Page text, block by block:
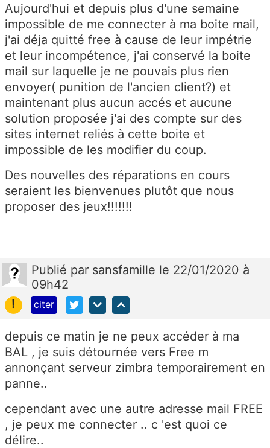
Aujourd'hui et depuis plus d'une semaine
impossible de me connecter à ma boite mail,
j'ai déja quitté free à cause de leur impétrie
et leur incompétence, j'ai conservé la boite
mail sur laquelle je ne pouvais plus rien
envoyer( punition de l'ancien client?) et
maintenant plus aucun accés et aucune
solution proposée j'ai des compte sur des
sites internet reliés à cette boite et
impossible de les modifier du coup.
Des nouvelles des réparations en cours
seraient les bienvenues plutôt que nous
proposer des jeux!!!!!!!
Publié par sansfamille le 22/01/2020 à
09h42
!
citer
depuis ce matin je ne peux accéder à ma
BAL , je suis détournée vers Free m
annonçant serveur zimbra temporairement en
panne..
cependant avec une autre adresse mail FREE
, je peux me connecter .. c 'est quoi ce
délire..